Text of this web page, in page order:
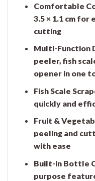
Comfortable
3.5 × 1.1 cm for
cutting
Multi-Function
peeler, fish
opener in one
Fish Scale
quickly and
Fruit &
peeling and
with ease
Built-in Bottle
purpose